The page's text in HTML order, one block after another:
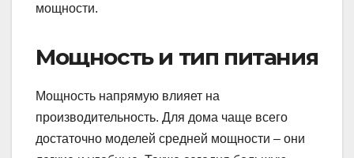
мощности.
Мощность и тип питания
Мощность напрямую влияет на
производительность. Для дома чаще всего
достаточно моделей средней мощности – они